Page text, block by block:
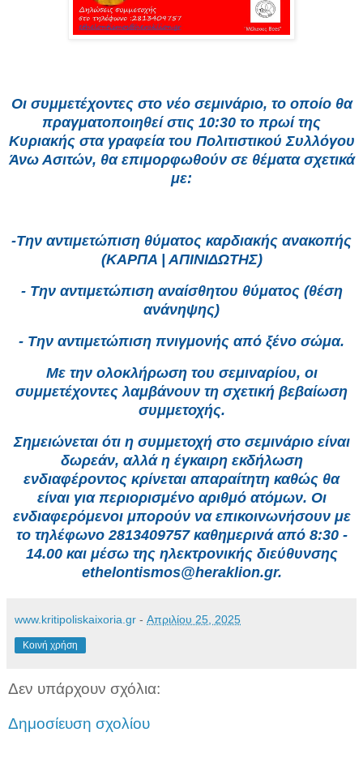
Οι συμμετέχοντες στο νέο σεμινάριο, το οποίο θα
πραγματοποιηθεί στις 10:30 το πρωί της
Κυριακής στα γραφεία του Πολιτιστικού Συλλόγου
Άνω Ασιτών, θα επιμορφωθούν σε θέματα σχετικά
με:
-Την αντιμετώπιση θύματος καρδιακής ανακοπής
(ΚΑΡΠΑ | ΑΠΙΝΙΔΩΤΗΣ)
- Την αντιμετώπιση αναίσθητου θύματος (θέση
ανάνηψης)
- Την αντιμετώπιση πνιγμονής από ξένο σώμα.
Με την ολοκλήρωση του σεμιναρίου, οι
συμμετέχοντες λαμβάνουν τη σχετική βεβαίωση
συμμετοχής.
Σημειώνεται ότι η συμμετοχή στο σεμινάριο είναι
δωρεάν, αλλά η έγκαιρη εκδήλωση
ενδιαφέροντος κρίνεται απαραίτητη καθώς θα
είναι για περιορισμένο αριθμό ατόμων. Οι
ενδιαφερόμενοι μπορούν να επικοινωνήσουν με
το τηλέφωνο 2813409757 καθημερινά από 8:30 -
14.00 και μέσω της ηλεκτρονικής διεύθυνσης
ethelontismos@heraklion.gr.
www.kritipoliskaixoria.gr - Απριλίου 25, 2025
Κοινή χρήση
Δεν υπάρχουν σχόλια:
Δημοσίευση σχολίου